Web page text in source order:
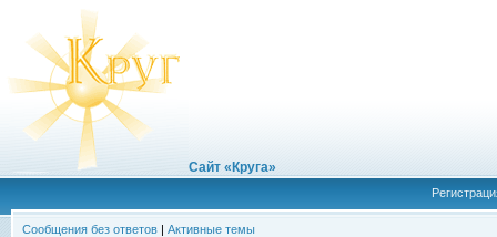
Сайт «Круга»
Сообщения без ответов | Активные темы